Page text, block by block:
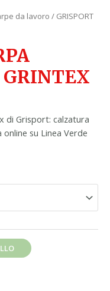
da lavoro / GRISPORT
di Grisport: calzatura
su Linea Verde